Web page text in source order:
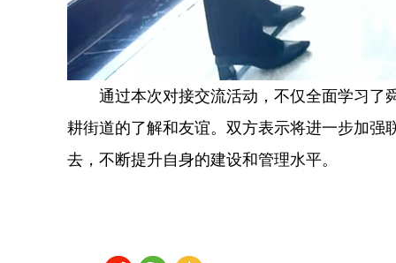
通过本次对接交流活动，不仅全面学习了
耕街道的了解和友谊。双方表示将进一步加强
去，不断提升自身的建设和管理水平。